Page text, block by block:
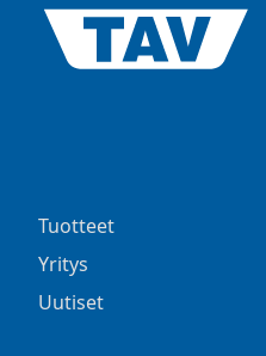
Tuotteet
Yritys
Uutiset